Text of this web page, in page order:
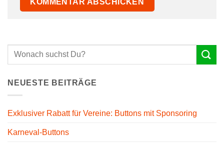
NEUESTE BEITRÄGE
Exklusiver Rabatt für Vereine: Buttons mit Sponsoring
Karneval-Buttons